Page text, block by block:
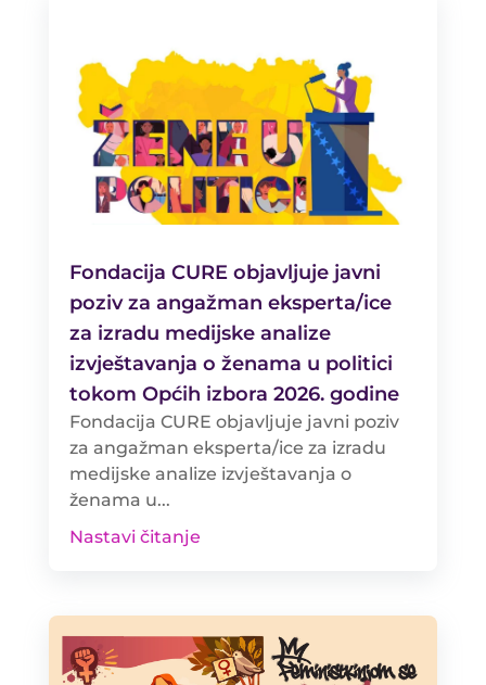
Fondacija CURE objavljuje javni
poziv za angažman eksperta/ice
za izradu medijske analize
izvještavanja o ženama u politici
tokom Općih izbora 2026. godine
Fondacija CURE objavljuje javni poziv
za angažman eksperta/ice za izradu
medijske analize izvještavanja o
ženama u...
Nastavi čitanje